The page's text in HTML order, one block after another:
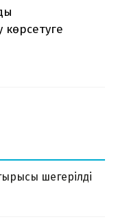
шегерілді